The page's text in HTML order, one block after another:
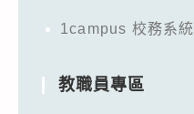
1campus 校務系統
教職員專區